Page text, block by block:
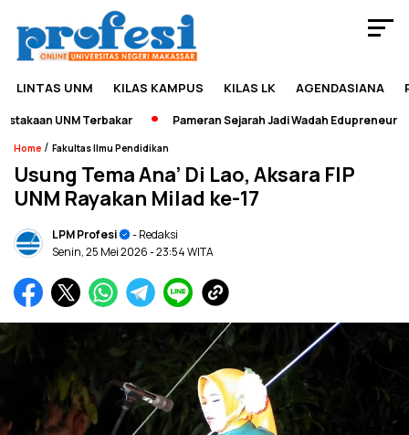
LINTAS UNM KILAS KAMPUS KILAS LK AGENDASIANA
UNM Terbakar Pameran Sejarah Jadi Wadah Edupreneurship
Home / Fakultas Ilmu Pendidikan
Usung Tema Ana’ Di Lao, Aksara FIP
UNM Rayakan Milad ke-17
LPM Profesi
- Redaksi
Senin, 25 Mei 2026- 23:54 WITA